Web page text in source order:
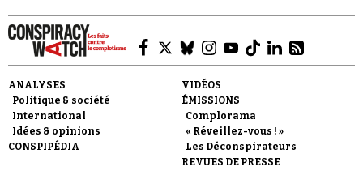
Demander à Vera
ANALYSES
Politique & société
International
Idées & opinions
CONSPIPÉDIA
VIDÉOS
ÉMISSIONS
Complorama
« Réveillez-vous ! »
Les Déconspirateurs
REVUES DE PRESSE